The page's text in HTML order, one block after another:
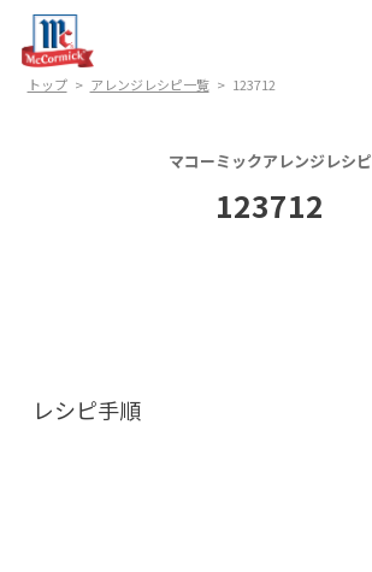
トップ アレンジレシピ一覧 123712
マコーミックアレンジレシピ
123712
レシピ手順